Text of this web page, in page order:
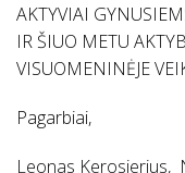
AKTYVIAI
IR ŠIUO METU
VISUOMENINĖJE
Pagarbiai,
Leonas Kerosierius,